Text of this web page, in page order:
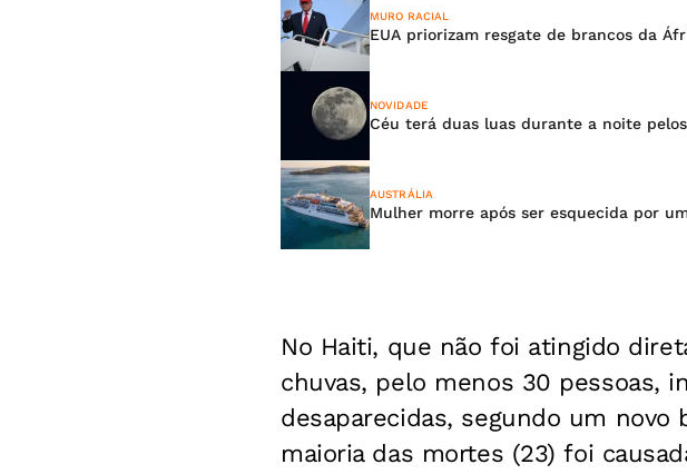
MURO RACIAL
EUA priorizam resgate de brancos da
NOVIDADE
Céu terá duas luas durante a noite
AUSTRÁLIA
Mulher morre após ser esquecida por
No Haiti, que não foi atingido
chuvas, pelo menos 30 pessoas,
desaparecidas, segundo um
maioria das mortes (23) foi